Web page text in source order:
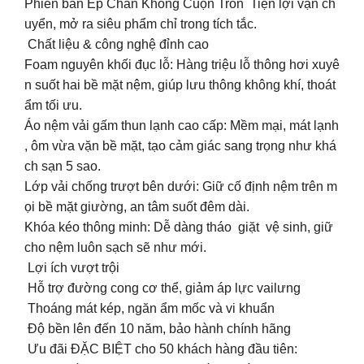
Phiên bản Ép Chân Không Cuộn Tròn Tiện lợi vận ch
uyển, mở ra siêu phẩm chỉ trong tích tắc.
Chất liệu & công nghệ đỉnh cao
Foam nguyên khối đục lỗ: Hàng triệu lỗ thông hơi xuyê
n suốt hai bề mặt nệm, giúp lưu thông không khí, thoát
ẩm tối ưu.
Áo nệm vải gấm thun lạnh cao cấp: Mềm mại, mát lạnh
, ôm vừa vặn bề mặt, tạo cảm giác sang trọng như khá
ch sạn 5 sao.
Lớp vải chống trượt bên dưới: Giữ cố định nệm trên m
ọi bề mặt giường, an tâm suốt đêm dài.
Khóa kéo thông minh: Dễ dàng tháo giặt vệ sinh, giữ
cho nệm luôn sạch sẽ như mới.
Lợi ích vượt trội
️ Hỗ trợ đường cong cơ thể, giảm áp lực vailưng
️ Thoáng mát kép, ngăn ẩm mốc và vi khuẩn
️ Độ bền lên đến 10 năm, bảo hành chính hãng
Ưu đãi ĐẶC BIỆT cho 50 khách hàng đầu tiên: